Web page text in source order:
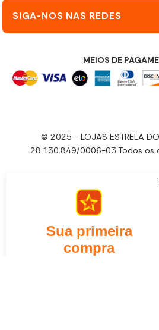
SIGA-NOS NAS REDES
MEIOS DE
© 2025 - LOJAS ESTRELA DO
28.130.849/0006-03 Todos os